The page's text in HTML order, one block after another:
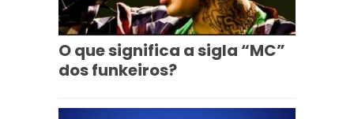
O que significa a sigla “MC”
dos funkeiros?